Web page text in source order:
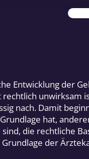
für
Entwicklung der
unwirksam
nach. Damit
hat,
die rechtliche
der